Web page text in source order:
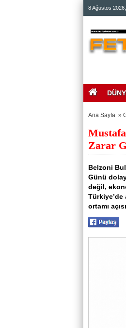
8 Ağustos
Ana Sayfa »
Zarar
Belzoni
Günü
değil,
ortamı